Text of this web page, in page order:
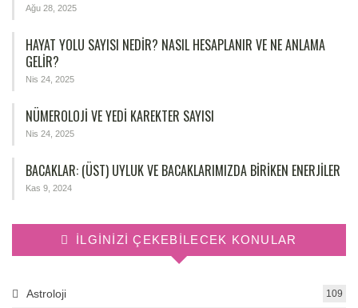
Ağu 28, 2025
HAYAT YOLU SAYISI NEDIR? NASIL HESAPLANIR VE NE ANLAMA
GELIR?
Nis 24, 2025
NÜMEROLOJİ VE YEDİ KAREKTER SAYISI
Nis 24, 2025
BACAKLAR: (ÜST) UYLUK VE BACAKLARIMIZDA BIRIKEN ENERJILER
Kas 9, 2024
İLGINIZI ÇEKEBILECEK KONULAR
Astroloji 109